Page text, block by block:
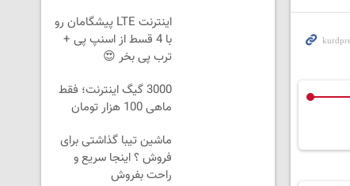
اینترنت LTE پیشگامان رو
با 4 قسط از اسنپ پی +
ترب پی بخر 😍
3000 گیگ اینترنت؛ فقط
ماهی 100 هزار تومان
ماشین تیبا گذاشتی برای
فروش ؟ اینجا سریع و
راحت بفروش